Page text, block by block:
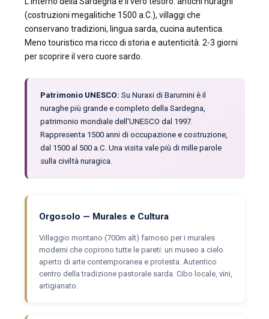
(costruzioni megalitiche 1500 a.C.), villaggi che
conservano tradizioni, lingua sarda, cucina autentica.
Meno touristico ma ricco di storia e autenticità. 2-3 giorni
per scoprire il vero cuore sardo.
Patrimonio UNESCO: Su Nuraxi di Barumini è il
nuraghe più grande e completo della Sardegna,
patrimonio mondiale dell'UNESCO dal 1997.
Rappresenta 1500 anni di occupazione e costruzione,
dal 1500 al 500 a.C. Una visita vale più di mille parole
sulla civiltà nuragica.
Orgosolo — Murales e Cultura
Villaggio montano (700m alt) famoso per i murales
moderni che coprono tutte le pareti: un museo a cielo
aperto di arte contemporanea e protesta. Autentico
centro della tradizione pastorale sarda. Cibo locale, vini,
artigianato.